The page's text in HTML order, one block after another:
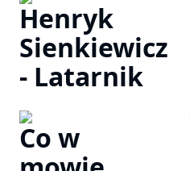
Henryk
Sienkiewicz
- Latarnik
Co w